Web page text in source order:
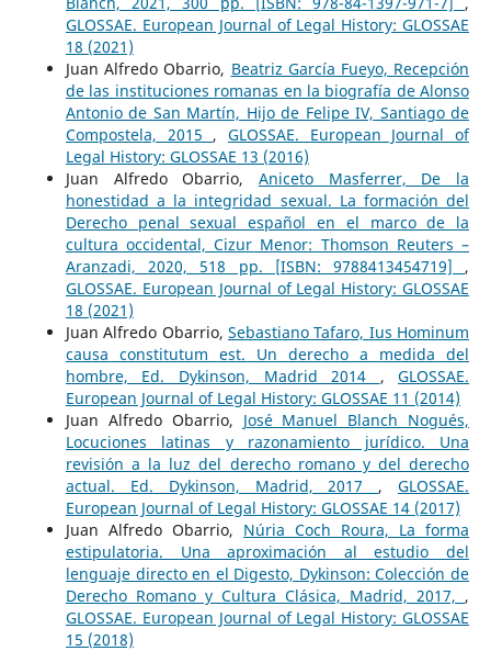
GLOSSAE. European Journal of Legal History: GLOSSAE
18 (2021)
Juan Alfredo Obarrio, Beatriz García Fueyo, Recepción
de las instituciones romanas en la biografía de Alonso
Antonio de San Martín, Hijo de Felipe IV, Santiago de
Compostela, 2015 ,GLOSSAE. European Journal of
Legal History: GLOSSAE 13 (2016)
Juan Alfredo Obarrio, Aniceto Masferrer, De la
honestidad a la integridad sexual. La formación del
Derecho penal sexual español en el marco de la
cultura occidental, Cizur Menor: Thomson Reuters –
Aranzadi, 2020, 518 pp. [ISBN: 9788413454719] ,
GLOSSAE. European Journal of Legal History: GLOSSAE
18 (2021)
Juan Alfredo Obarrio, Sebastiano Tafaro, Ius Hominum
causa constitutum est. Un derecho a medida del
hombre, Ed. Dykinson, Madrid 2014 ,GLOSSAE.
European Journal of Legal History: GLOSSAE 11 (2014)
Juan Alfredo Obarrio, José Manuel Blanch Nogués,
Locuciones latinas y razonamiento jurídico. Una
revisión a la luz del derecho romano y del derecho
actual. Ed. Dykinson, Madrid, 2017 ,GLOSSAE.
European Journal of Legal History: GLOSSAE 14 (2017)
Juan Alfredo Obarrio, Núria Coch Roura, La forma
estipulatoria. Una aproximación al estudio del
lenguaje directo en el Digesto, Dykinson: Colección de
Derecho Romano y Cultura Clásica, Madrid, 2017, ,
GLOSSAE. European Journal of Legal History: GLOSSAE
15 (2018)